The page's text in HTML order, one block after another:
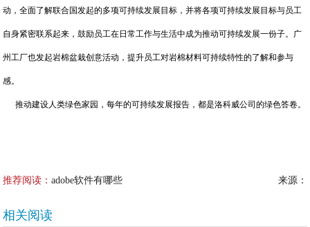
动，全面了解联合国发起的多项可持续发展目标，并将各项可持续发展目标与员工
自身紧密联系起来，鼓励员工在日常工作与生活中成为推动可持续发展一份子。广
州工厂也发起岩棉盆栽创意活动，提升员工对岩棉材料可持续特性的了解和参与
感。
推动建设人类绿色家园，每年的可持续发展报告，都是洛科威公司的绿色答卷。
推荐阅读：adobe软件有哪些 来源：
相关阅读